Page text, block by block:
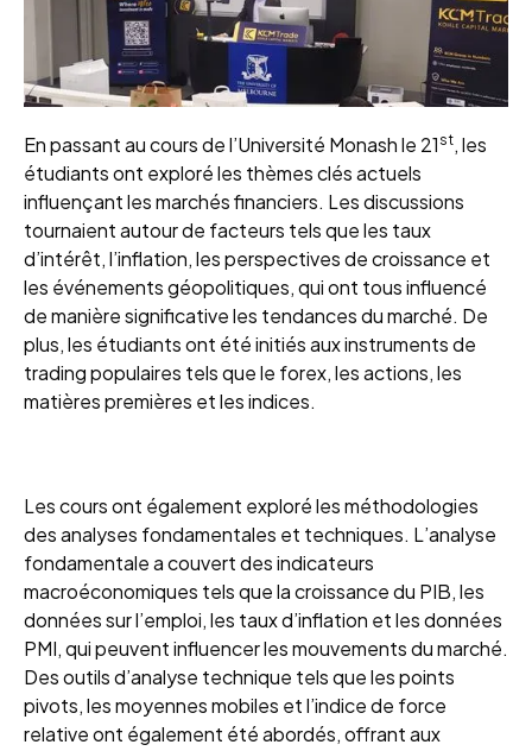
En passant au cours de l’Université Monash le 21 st, les
étudiants ont exploré les thèmes clés actuels
influençant les marchés financiers. Les discussions
tournaient autour de facteurs tels que les taux
d’intérêt, l’inflation, les perspectives de croissance et
les événements géopolitiques, qui ont tous influencé
de manière significative les tendances du marché. De
plus, les étudiants ont été initiés aux instruments de
trading populaires tels que le forex, les actions, les
matières premières et les indices.
Les cours ont également exploré les méthodologies
des analyses fondamentales et techniques. L’analyse
fondamentale a couvert des indicateurs
macroéconomiques tels que la croissance du PIB, les
données sur l’emploi, les taux d’inflation et les données
PMI, qui peuvent influencer les mouvements du marché.
Des outils d’analyse technique tels que les points
pivots, les moyennes mobiles et l’indice de force
relative ont également été abordés, offrant aux